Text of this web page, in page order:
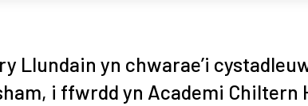
Llundain yn chwarae’i
i ffwrdd yn Academi Chiltern